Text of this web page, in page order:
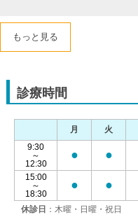
もっと見る
診療時間
休診日 ：木曜・日曜・祝日
月 火
9:30
～
12:30
● ●
15:00
～
18:30
● ●